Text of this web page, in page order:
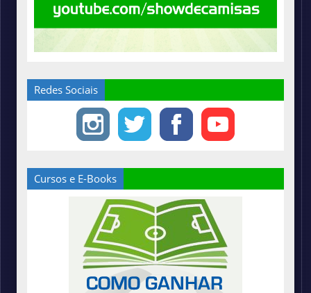
Redes Sociais
Cursos e E-Books